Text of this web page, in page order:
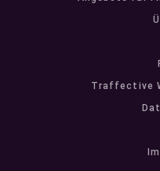
Traffective